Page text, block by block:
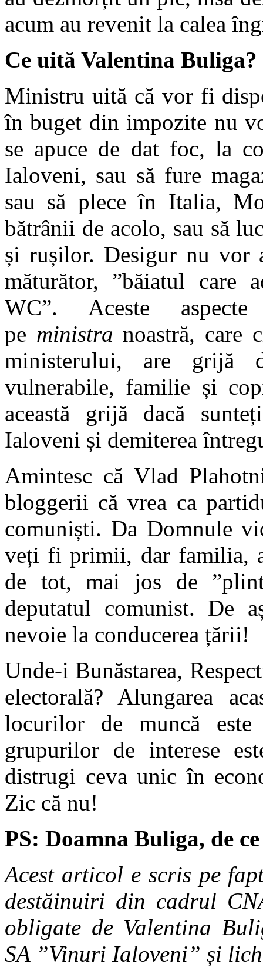
acum au revenit la calea
Ce uită Valentina Buliga?
Ministru uită că vor fi
în buget din impozite nu
se apuce de dat foc, la
Ialoveni, sau să fure
sau să plece în Italia,
bătrânii de acolo, sau să
și rușilor. Desigur nu vor
măturător, ”băiatul care
WC”. Aceste
pe ministra noastră, care
ministerului, are grijă
vulnerabile, familie și
această grijă dacă
Ialoveni și demiterea
Amintesc că Vlad
bloggerii că vrea ca
comuniști. Da Domnule
veți fi primii, dar familia,
de tot, mai jos de
deputatul comunist. De
nevoie la conducerea țării!
Unde-i Bunăstarea,
electorală? Alungarea
locurilor de muncă
grupurilor de interese
distrugi ceva unic în
Zic că nu!
PS: Doamna Buliga, de
Acest articol e scris pe
destăinuiri din cadrul
obligate de Valentina
SA ”Vinuri Ialoveni” și